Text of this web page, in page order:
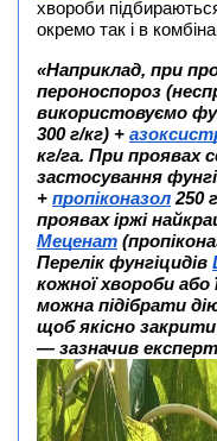
хвороби підбираються
окремо так і в
«Наприклад, при
пероноспороз
використовуємо
300 г/кг) +
кг/га. При проявах
застосування
+ пропіконазол250
проявах іржі
Меценат
Перелік фунгіцидів
кожної хвороби або
можна підібрати
щоб якісно
— зазначив